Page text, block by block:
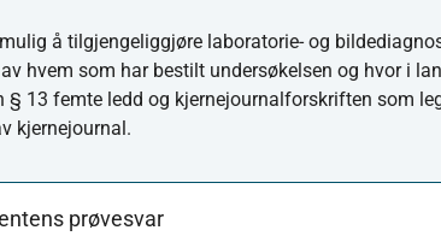
å tilgjengeliggjøre laboratorie- og
hvem som har bestilt undersøkelsen og hvor i
§ 13 femte ledd og kjernejournalforskriften som
kjernejournal.
prøvesvar